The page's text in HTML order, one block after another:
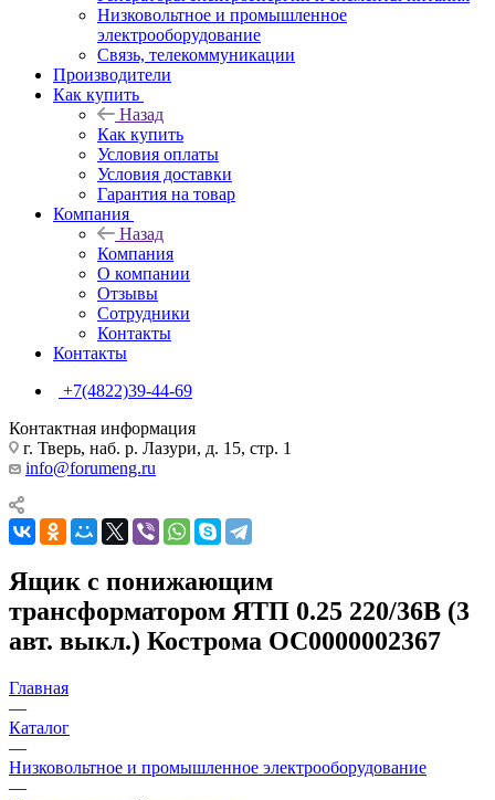
Низковольтное и промышленное
электрооборудование
Связь, телекоммуникации
Производители
Как купить
Назад
Как купить
Условия оплаты
Условия доставки
Гарантия на товар
Компания
Назад
Компания
О компании
Отзывы
Сотрудники
Контакты
Контакты
+7(4822)39-44-69
Контактная информация
г. Тверь, наб. р. Лазури, д. 15, стр. 1
info@forumeng.ru
Ящик с понижающим
трансформатором ЯТП 0.25 220/36В (3
авт. выкл.) Кострома ОС0000002367
Главная
—
Каталог
—
Низковольтное и промышленное электрооборудование
—